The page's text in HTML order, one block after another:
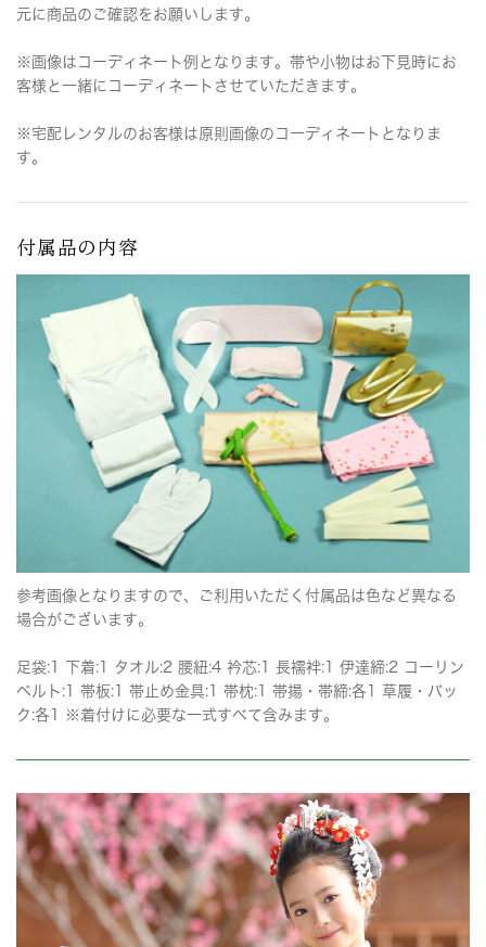
元に商品のご確認をお願いします。
※画像はコーディネート例となります。帯や小物はお下見時にお
客様と一緒にコーディネートさせていただきます。
※宅配レンタルのお客様は原則画像のコーディネートとなりま
す。
付属品の内容
参考画像となりますので、ご利用いただく付属品は色など異なる
場合がございます。
足袋:1 下着:1 タオル:2 腰紐:4 衿芯:1 長襦袢:1 伊達締:2 コーリン
ベルト:1 帯板:1 帯止め金具:1 帯枕:1 帯揚・帯締:各1 草履・バッ
ク:各1 ※着付けに必要な一式すべて含みます。